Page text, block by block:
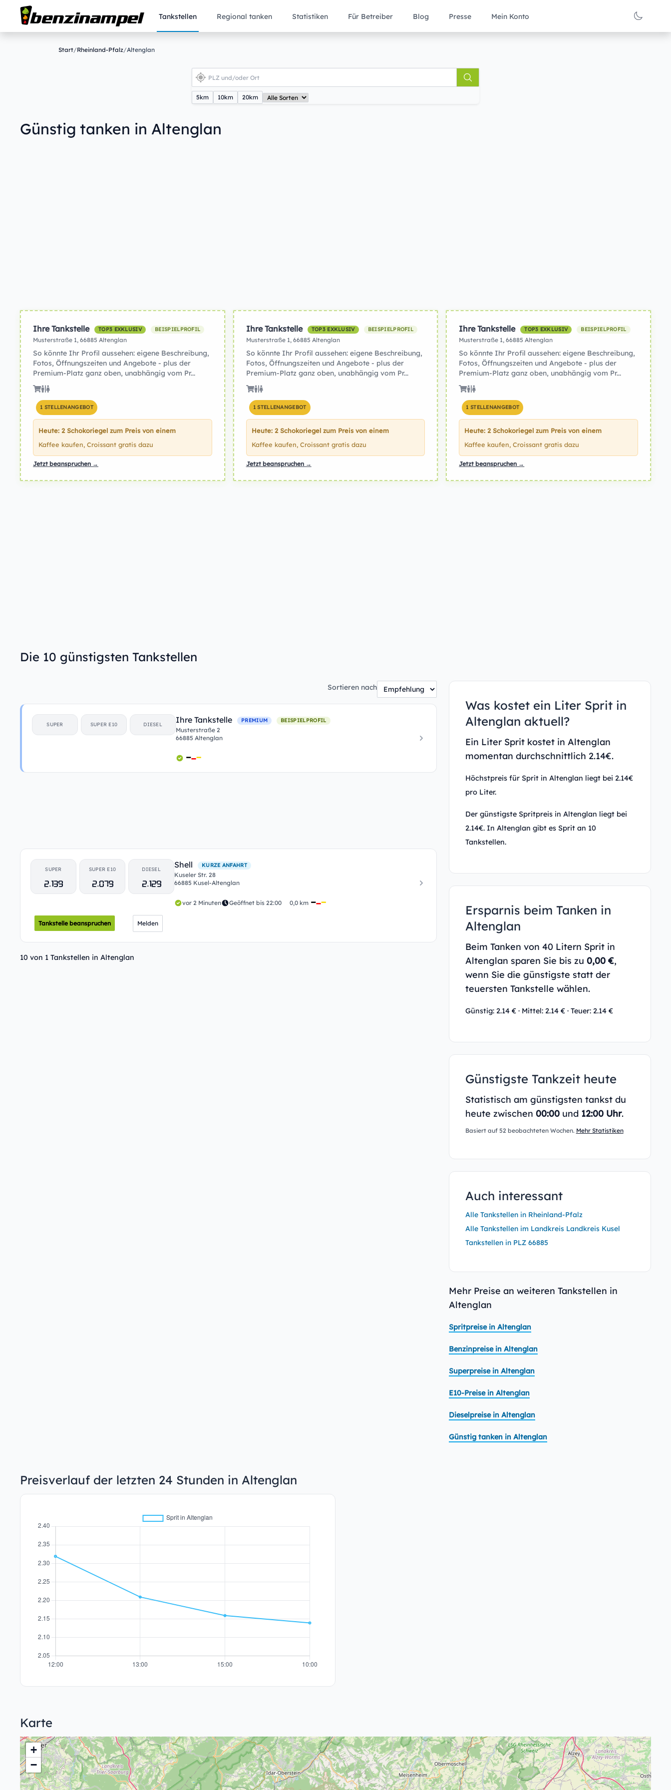
Tankstellen Regional tanken Statistiken Für Betreiber Blog Presse Mein Konto
Start/Rheinland-Pfalz/Altenglan
5km 10km 20km
Günstig tanken in Altenglan
Ihre Tankstelle TOP3 EXKLUSIV BEISPIELPROFIL
Musterstraße 1, 66885 Altenglan
So könnte Ihr Profil aussehen: eigene Beschreibung,
Fotos, Öffnungszeiten und Angebote - plus der
Premium-Platz ganz oben, unabhängig vom Pr...
1 STELLENANGEBOT
Heute: 2 Schokoriegel zum Preis von einem
Kaffee kaufen, Croissant gratis dazu
Jetzt beanspruchen →
Ihre Tankstelle TOP3 EXKLUSIV BEISPIELPROFIL
Musterstraße 1, 66885 Altenglan
So könnte Ihr Profil aussehen: eigene Beschreibung,
Fotos, Öffnungszeiten und Angebote - plus der
Premium-Platz ganz oben, unabhängig vom Pr...
1 STELLENANGEBOT
Heute: 2 Schokoriegel zum Preis von einem
Kaffee kaufen, Croissant gratis dazu
Jetzt beanspruchen →
Ihre Tankstelle TOP3 EXKLUSIV BEISPIELPROFIL
Musterstraße 1, 66885 Altenglan
So könnte Ihr Profil aussehen: eigene Beschreibung,
Fotos, Öffnungszeiten und Angebote - plus der
Premium-Platz ganz oben, unabhängig vom Pr...
1 STELLENANGEBOT
Heute: 2 Schokoriegel zum Preis von einem
Kaffee kaufen, Croissant gratis dazu
Jetzt beanspruchen →
Die 10 günstigsten Tankstellen
Sortieren nach
SUPER SUPER E10 DIESEL Ihre Tankstelle PREMIUM BEISPIELPROFIL
Musterstraße 2
66885 Altenglan
SUPER
2.139
SUPER E10
2.079
DIESEL
2.129
Shell KURZE ANFAHRT
Kuseler Str. 28
66885 Kusel-Altenglan
vor 2 Minuten Geöffnet bis 22:00 0,0 km
Tankstelle beanspruchen Melden
10 von 1 Tankstellen in Altenglan
Was kostet ein Liter Sprit in
Altenglan aktuell?
Ein Liter Sprit kostet in Altenglan
momentan durchschnittlich 2.14€.
Höchstpreis für Sprit in Altenglan liegt bei 2.14€
pro Liter.
Der günstigste Spritpreis in Altenglan liegt bei
2.14€. In Altenglan gibt es Sprit an 10
Tankstellen.
Ersparnis beim Tanken in
Altenglan
Beim Tanken von 40 Litern Sprit in
Altenglan sparen Sie bis zu 0,00 €,
wenn Sie die günstigste statt der
teuersten Tankstelle wählen.
Günstig: 2.14 € · Mittel: 2.14 € · Teuer: 2.14 €
Günstigste Tankzeit heute
Statistisch am günstigsten tankst du
heute zwischen 00:00und 12:00 Uhr.
Basiert auf 52 beobachteten Wochen. Mehr Statistiken
Auch interessant
Alle Tankstellen in Rheinland-Pfalz
Alle Tankstellen im Landkreis Landkreis Kusel
Tankstellen in PLZ 66885
Mehr Preise an weiteren Tankstellen in
Altenglan
Spritpreise in Altenglan
Benzinpreise in Altenglan
Superpreise in Altenglan
E10-Preise in Altenglan
Dieselpreise in Altenglan
Günstig tanken in Altenglan
Preisverlauf der letzten 24 Stunden in Altenglan
Karte
+
−